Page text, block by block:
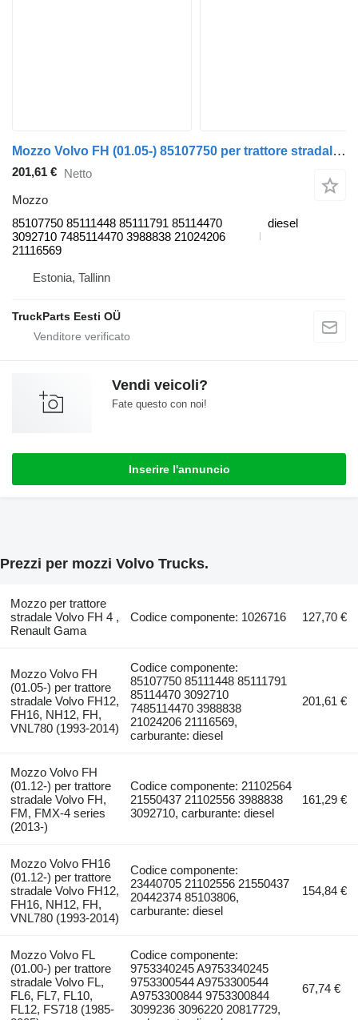
Mozzo Volvo FH (01.05-) 85107750 per trattore stradale Volvo FH12, FH16, NH12, FH, VNL780 (1993-2014)
201,61 € Netto
Mozzo
85107750 85111448 85111791 85114470
3092710 7485114470 3988838 21024206
21116569
diesel
Estonia, Tallinn
TruckParts Eesti OÜ
Vendi veicoli?
Fate questo con noi!
Inserire l'annuncio
Prezzi per mozzi Volvo Trucks.
Mozzo per trattore
stradale Volvo FH 4 ,
Renault Gama
Codice componente: 1026716 127,70 €
Mozzo Volvo FH
(01.05-) per trattore
stradale Volvo FH12,
FH16, NH12, FH,
VNL780 (1993-2014)
Codice componente:
85107750 85111448 85111791
85114470 3092710
7485114470 3988838
21024206 21116569,
carburante: diesel
201,61 €
Mozzo Volvo FH
(01.12-) per trattore
stradale Volvo FH,
FM, FMX-4 series
(2013-)
Codice componente: 21102564
21550437 21102556 3988838
3092710, carburante: diesel
161,29 €
Mozzo Volvo FH16
(01.12-) per trattore
stradale Volvo FH12,
FH16, NH12, FH,
VNL780 (1993-2014)
Codice componente:
23440705 21102556 21550437
20442374 85103806,
carburante: diesel
154,84 €
Mozzo Volvo FL
(01.00-) per trattore
stradale Volvo FL,
FL6, FL7, FL10,
FL12, FS718 (1985-
Codice componente:
9753340245 A9753340245
9753300544 A9753300544
A9753300844 9753300844
3099236 3096220 20817729,
67,74 €